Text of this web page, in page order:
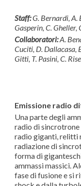
Staff:G. Bernardi, A.
Gasperin, C. Gheller,
Collaboratori:A.
Cuciti, D. Dallacasa,
Gitti, T. Pasini, C.
Emissione radio
Una parte degli
radio di
radio giganti, relitti
radiazione di
forma di
ammassi massici.
fase di fusione e si